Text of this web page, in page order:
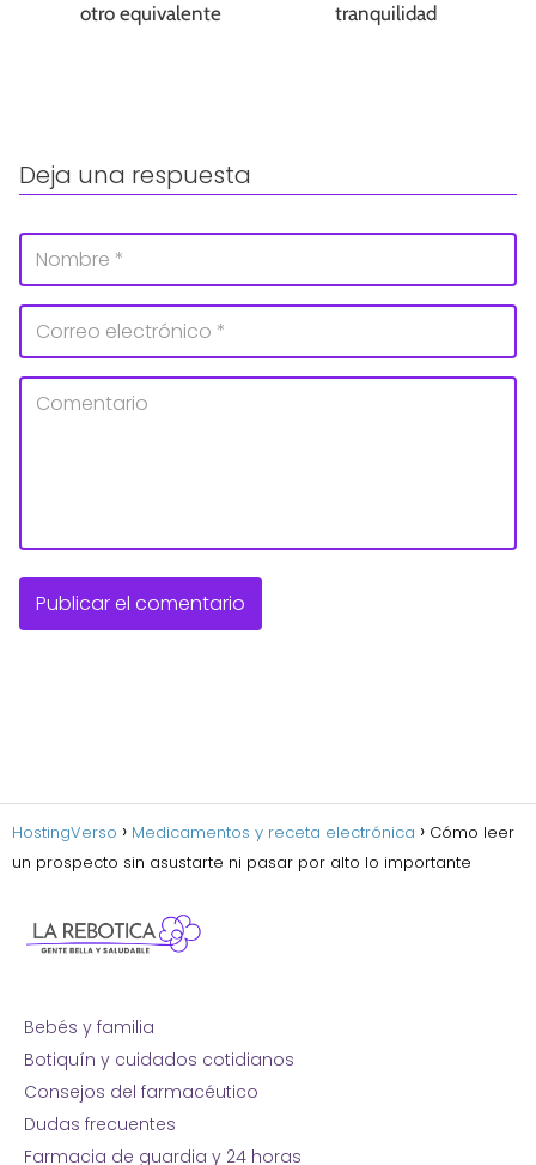
otro equivalente
tranquilidad
Deja una respuesta
HostingVerso Medicamentos y receta electrónica
Cómo leer
un prospecto sin asustarte ni pasar por alto lo importante
Bebés y familia
Botiquín y cuidados cotidianos
Consejos del farmacéutico
Dudas frecuentes
Farmacia de guardia y 24 horas